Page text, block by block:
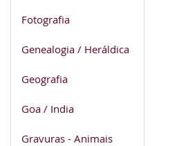
Fotografia
Genealogia / Heráldica
Geografia
Goa / India
Gravuras - Animais